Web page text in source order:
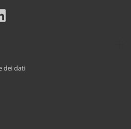
dei dati